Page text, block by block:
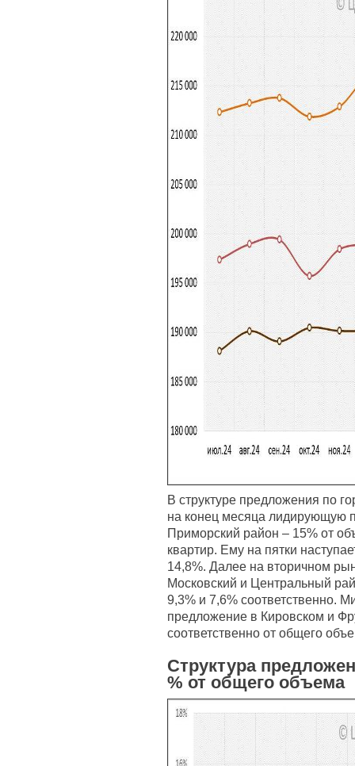
В структуре предложения по
на конец месяца лидирующую
Приморский район – 15% от
квартир. Ему на пятки
14,8%. Далее на вторичном
Московский и Центральный
9,3% и 7,6% соответственно.
предложение в Кировском и
соответственно от общего
Структура
% от общего объема